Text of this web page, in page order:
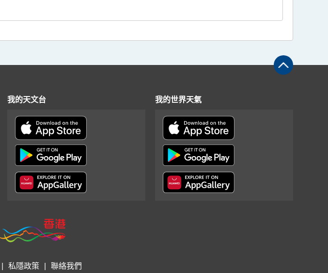
我的天文台 我的世界天氣
私隱政策 聯絡我們